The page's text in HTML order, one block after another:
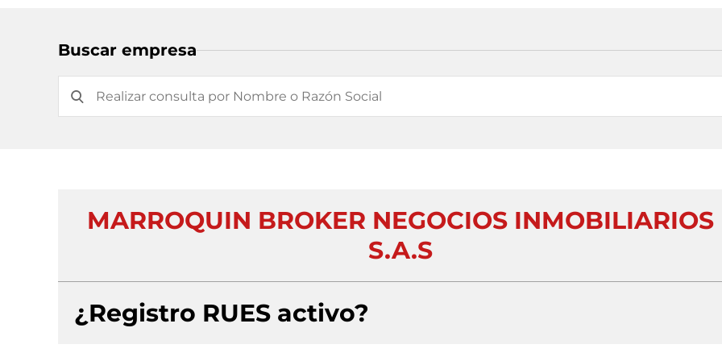
Buscar empresa
MARROQUIN BROKER NEGOCIOS INMOBILIARIOS
S.A.S
¿Registro RUES activo?